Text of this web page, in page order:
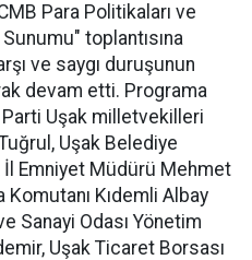
Para Politikaları ve
toplantısına
ve saygı duruşunun
devam etti. Programa
Uşak milletvekilleri
Uşak Belediye
İl Emniyet Müdürü Mehmet
Kıdemli Albay
Sanayi Odası Yönetim
Uşak Ticaret Borsası